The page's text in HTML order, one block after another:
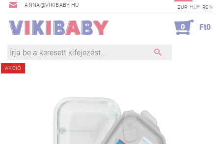
ANNA@VIKIBABY.HU EUR HUF RON
0 Ft0
AKCIÓ